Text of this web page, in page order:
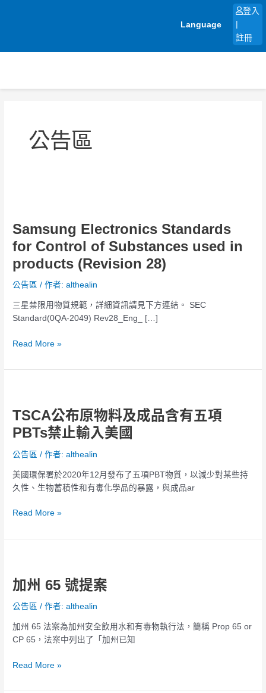
Language
登入
註冊
公告區
Samsung Electronics Standards
for Control of Substances used in
products (Revision 28)
公告區 / 作者:althealin
三星禁限用物質規範，詳細資訊請見下方連結。 SEC
Standard(0QA-2049) Rev28_Eng_ […]
Standards
for
Control
of
Substances
in
products
28)
Read More »
TSCA公布原物料及成品含有五項
PBTs禁止輸入美國
公告區 / 作者:althealin
美國環保署於2020年12月發布了五項PBT物質，以減少對某些持
久性、生物蓄積性和有毒化學品的暴露，與成品ar
布
原
物
料
成
品
有
止
入
美
國
Read More »
加州 65 號提案
公告區 / 作者:althealin
加州 65 法案為加州安全飲用水和有毒物執行法，簡稱 Prop 65 or
CP 65，法案中列出了「加州已知
65
提
案
Read More »